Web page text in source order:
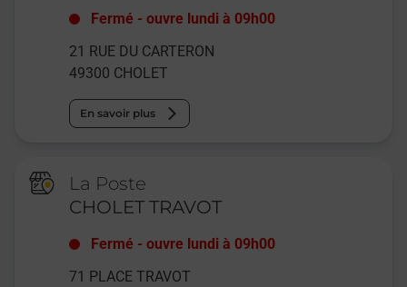
Fermé -ouvre lundi à 09h00
21 RUE DU CARTERON
49300 CHOLET
En savoir plus
La Poste
CHOLET TRAVOT
Fermé -ouvre lundi à 09h00
71 PLACE TRAVOT